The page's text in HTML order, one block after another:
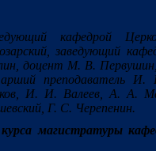
кафедрой
заведующий
доцент М. В.
преподаватель И.
И. И. Валеев, А. А.
Г. С. Черепенин.
магистратуры